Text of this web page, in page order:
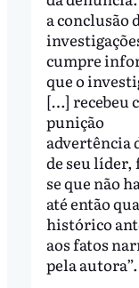
a conclusão
cumpre
que o
[…] recebeu
punição
advertência
de seu líder,
se que não
até então
histórico
aos fatos
pela autora”.